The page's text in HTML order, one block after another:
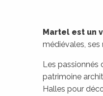
Martel est un
médiévales, ses
Les passionnés
patrimoine
Halles pour